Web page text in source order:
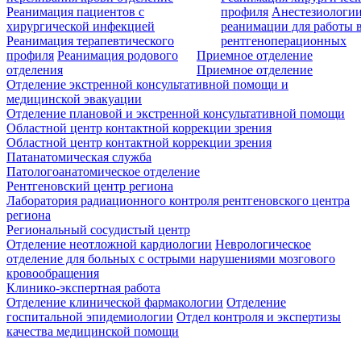
Реанимация пациентов с
хирургической инфекцией
Реанимация терапевтического
профиля Реанимация родового
отделения
профиля
реанимации для работы
рентгеноперационных
Приемное отделение
Приемное отделение
Отделение экстренной консультативной помощи и
медицинской эвакуации
Отделение плановой и экстренной консультативной помощи
Областной центр контактной коррекции зрения
Областной центр контактной коррекции зрения
Патанатомическая служба
Патологоанатомическое отделение
Рентгеновский центр региона
Лаборатория радиационного контроля рентгеновского центра
региона
Региональный сосудистый центр
Отделение неотложной кардиологии Неврологическое
отделение для больных с острыми нарушениями мозгового
кровообращения
Клинико-экспертная работа
Отделение клинической фармакологии Отделение
госпитальной эпидемиологии Отдел контроля и экспертизы
качества медицинской помощи